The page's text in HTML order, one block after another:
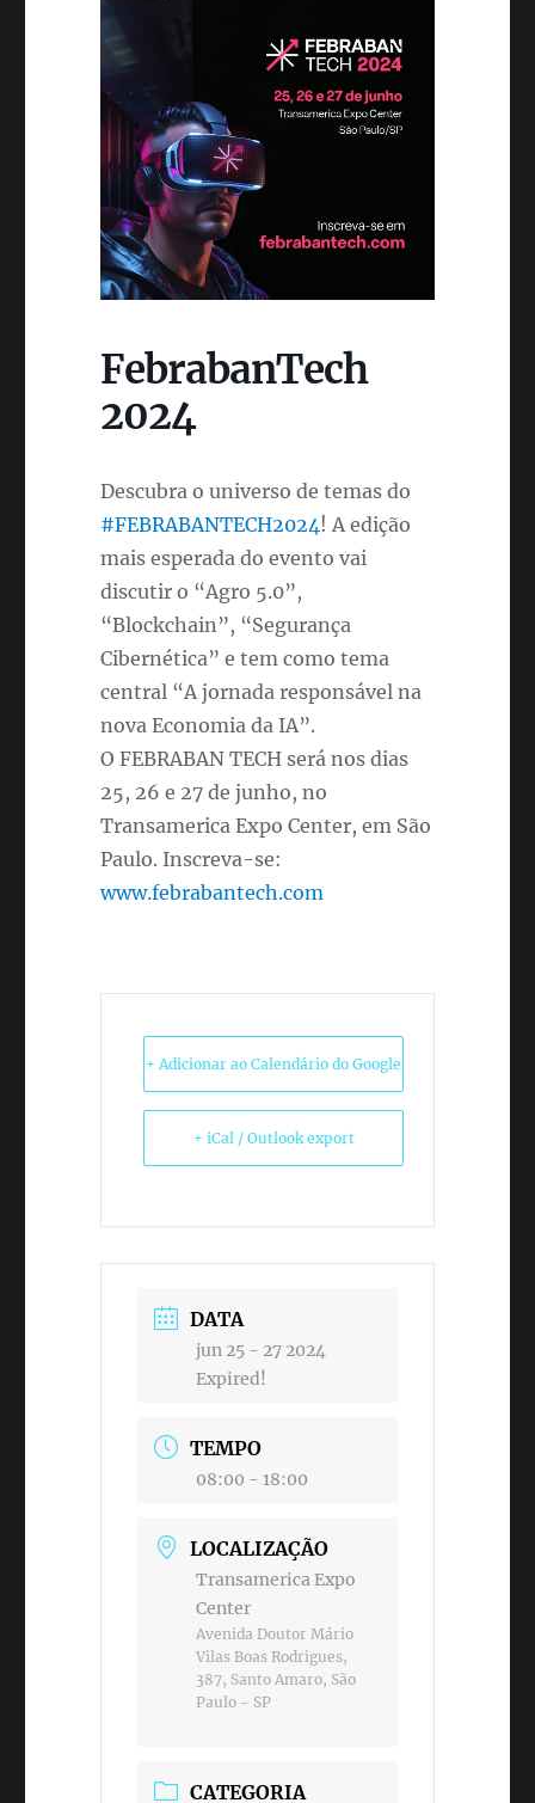
FebrabanTech
2024
Descubra o universo de temas do
#FEBRABANTECH2024! A edição
mais esperada do evento vai
discutir o “Agro 5.0”,
“Blockchain”, “Segurança
Cibernética” e tem como tema
central “A jornada responsável na
nova Economia da IA”.
O FEBRABAN TECH será nos dias
25, 26 e 27 de junho, no
Transamerica Expo Center, em São
Paulo. Inscreva-se:
www.febrabantech.com
+ Adicionar ao Calendário do Google
+ iCal / Outlook export
DATA
jun 25 - 27 2024
Expired!
TEMPO
08:00 - 18:00
LOCALIZAÇÃO
Transamerica Expo
Center
Avenida Doutor Mário
Vilas Boas Rodrigues,
387, Santo Amaro, São
Paulo - SP
CATEGORIA